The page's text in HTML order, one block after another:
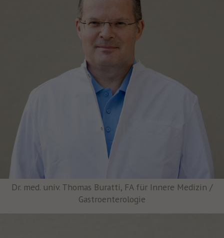
Dr. med. univ. Thomas Buratti, FA für Innere Medizin /
Gastroenterologie